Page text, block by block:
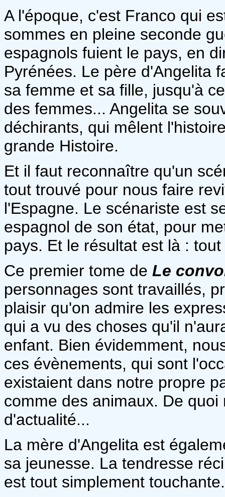
A l'époque, c'est Franco qui
sommes en pleine seconde
espagnols fuient le pays, en
Pyrénées. Le père d'Angelita
sa femme et sa fille, jusqu'à
des femmes... Angelita se
déchirants, qui mêlent
grande Histoire.
Et il faut reconnaître qu'un
tout trouvé pour nous faire
l'Espagne. Le scénariste est
espagnol de son état, pour
pays. Et le résultat est là :
Ce premier tome de Le
personnages sont travaillés,
plaisir qu'on admire les
qui a vu des choses qu'il
enfant. Bien évidemment,
ces évènements, qui sont
existaient dans notre propre
comme des animaux. De
d'actualité...
La mère d'Angelita est
sa jeunesse. La tendresse
est tout simplement touchante.